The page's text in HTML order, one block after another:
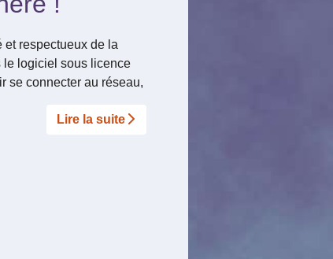
et respectueux de la
le logiciel sous licence
se connecter au réseau,
Lire la suite­­